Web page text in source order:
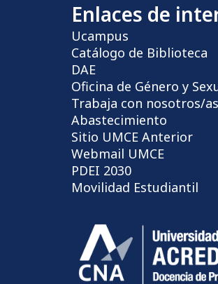
Enlaces de
Ucampus
Catálogo de Biblioteca
DAE
Oficina de Género y
Trabaja con nosotros/as
Abastecimiento
Sitio UMCE Anterior
Webmail UMCE
PDEI 2030
Movilidad Estudiantil